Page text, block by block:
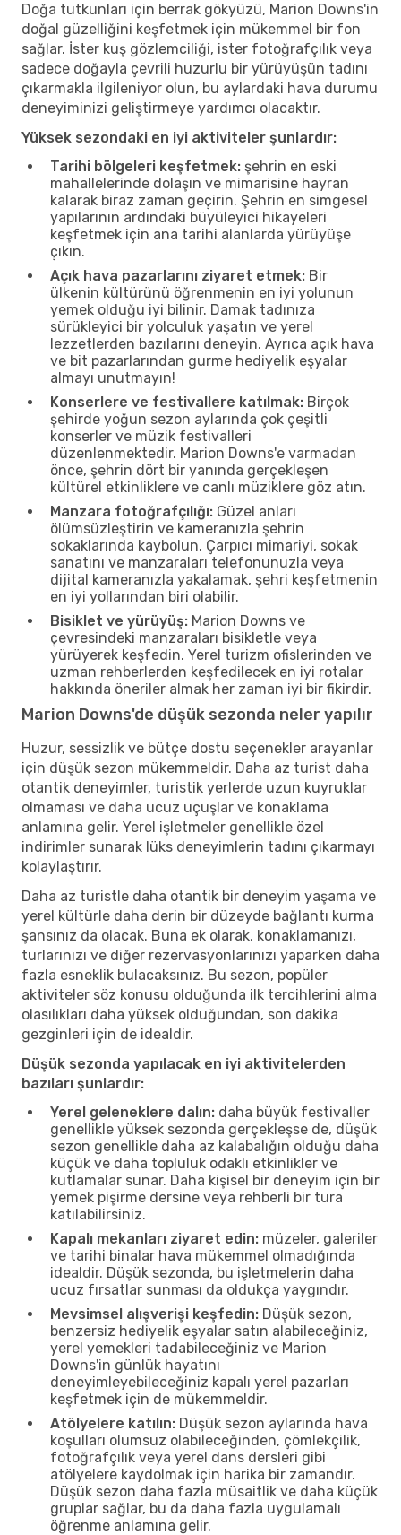
Doğa tutkunları için berrak gökyüzü, Marion Downs'in
doğal güzelliğini keşfetmek için mükemmel bir fon
sağlar. İster kuş gözlemciliği, ister fotoğrafçılık veya
sadece doğayla çevrili huzurlu bir yürüyüşün tadını
çıkarmakla ilgileniyor olun, bu aylardaki hava durumu
deneyiminizi geliştirmeye yardımcı olacaktır.
Yüksek sezondaki en iyi aktiviteler şunlardır:
Tarihi bölgeleri keşfetmek: şehrin en eski
mahallelerinde dolaşın ve mimarisine hayran
kalarak biraz zaman geçirin. Şehrin en simgesel
yapılarının ardındaki büyüleyici hikayeleri
keşfetmek için ana tarihi alanlarda yürüyüşe
çıkın.
Açık hava pazarlarını ziyaret etmek: Bir
ülkenin kültürünü öğrenmenin en iyi yolunun
yemek olduğu iyi bilinir. Damak tadınıza
sürükleyici bir yolculuk yaşatın ve yerel
lezzetlerden bazılarını deneyin. Ayrıca açık hava
ve bit pazarlarından gurme hediyelik eşyalar
almayı unutmayın!
Konserlere ve festivallere katılmak: Birçok
şehirde yoğun sezon aylarında çok çeşitli
konserler ve müzik festivalleri
düzenlenmektedir. Marion Downs'e varmadan
önce, şehrin dört bir yanında gerçekleşen
kültürel etkinliklere ve canlı müziklere göz atın.
Manzara fotoğrafçılığı: Güzel anları
ölümsüzleştirin ve kameranızla şehrin
sokaklarında kaybolun. Çarpıcı mimariyi, sokak
sanatını ve manzaraları telefonunuzla veya
dijital kameranızla yakalamak, şehri keşfetmenin
en iyi yollarından biri olabilir.
Bisiklet ve yürüyüş: Marion Downs ve
çevresindeki manzaraları bisikletle veya
yürüyerek keşfedin. Yerel turizm ofislerinden ve
uzman rehberlerden keşfedilecek en iyi rotalar
hakkında öneriler almak her zaman iyi bir fikirdir.
Marion Downs'de düşük sezonda neler yapılır
Huzur, sessizlik ve bütçe dostu seçenekler arayanlar
için düşük sezon mükemmeldir. Daha az turist daha
otantik deneyimler, turistik yerlerde uzun kuyruklar
olmaması ve daha ucuz uçuşlar ve konaklama
anlamına gelir. Yerel işletmeler genellikle özel
indirimler sunarak lüks deneyimlerin tadını çıkarmayı
kolaylaştırır.
Daha az turistle daha otantik bir deneyim yaşama ve
yerel kültürle daha derin bir düzeyde bağlantı kurma
şansınız da olacak. Buna ek olarak, konaklamanızı,
turlarınızı ve diğer rezervasyonlarınızı yaparken daha
fazla esneklik bulacaksınız. Bu sezon, popüler
aktiviteler söz konusu olduğunda ilk tercihlerini alma
olasılıkları daha yüksek olduğundan, son dakika
gezginleri için de idealdir.
Düşük sezonda yapılacak en iyi aktivitelerden
bazıları şunlardır:
Yerel geleneklere dalın: daha büyük festivaller
genellikle yüksek sezonda gerçekleşse de, düşük
sezon genellikle daha az kalabalığın olduğu daha
küçük ve daha topluluk odaklı etkinlikler ve
kutlamalar sunar. Daha kişisel bir deneyim için bir
yemek pişirme dersine veya rehberli bir tura
katılabilirsiniz.
Kapalı mekanları ziyaret edin: müzeler, galeriler
ve tarihi binalar hava mükemmel olmadığında
idealdir. Düşük sezonda, bu işletmelerin daha
ucuz fırsatlar sunması da oldukça yaygındır.
Mevsimsel alışverişi keşfedin: Düşük sezon,
benzersiz hediyelik eşyalar satın alabileceğiniz,
yerel yemekleri tadabileceğiniz ve Marion
Downs'in günlük hayatını
deneyimleyebileceğiniz kapalı yerel pazarları
keşfetmek için de mükemmeldir.
Atölyelere katılın: Düşük sezon aylarında hava
koşulları olumsuz olabileceğinden, çömlekçilik,
fotoğrafçılık veya yerel dans dersleri gibi
atölyelere kaydolmak için harika bir zamandır.
Düşük sezon daha fazla müsaitlik ve daha küçük
gruplar sağlar, bu da daha fazla uygulamalı
öğrenme anlamına gelir.